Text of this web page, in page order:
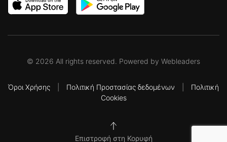
© 2026 All rights reserved. Powered by Webleaders
Όροι Χρήσης Πολιτική Προστασίας δεδομένων
Πολιτική
Cookies
Επιστροφή στη Κορυφή